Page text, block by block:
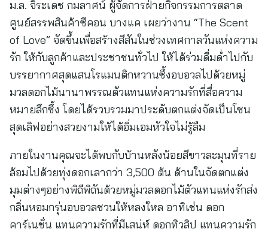
ม.ล. จิระเดช กมลาศน์ ผู้จัดการฝ่ายกิจกรรมการตลาด
ศูนย์สรรพสินค้าซีคอน บางแค เผยว่างาน “The Scent
of Love” จัดขึ้นเพื่อสร้างสีสันในช่วงเทศกาลวันแห่งความ
รัก ให้กับลูกค้าและประชาชนทั่วไป ให้ได้ร่วมดื่มด่ำไปกับ
บรรยากาศสุดแสนโรแมนติกหวานซึ้งอบอวลไปด้วยหมู่
มวลดอกไม้นานาพรรณตัวแทนแห่งความรักที่สื่อความ
หมายลึกซึ้ง โดยได้รวบรวมมาประดับตกแต่งจัดเป็นโซน
สุดเลิฟอย่างสวยงามให้ได้อิ่มเอมหัวใจไม่รู้ลืม
ภายในงานคุณจะได้พบกับบ้านหลังน้อยสีขาวละมุนที่ราย
ล้อมไปด้วยทุ่งดอกเลากว่า 3,500 ต้น ด้านในจัดตกแต่ง
มุมต่างๆอย่างพิถีพิถันด้วยหมู่มวลดอกไม้ตัวแทนแห่งรักส่ง
กลิ่นหอมกรุ่นอบอวลชวนให้หลงใหล อาทิเช่น ดอก
คาร์เนชั่น แทนความรักที่มีเสน่ห์ ดอกทิวลิป แทนความรัก